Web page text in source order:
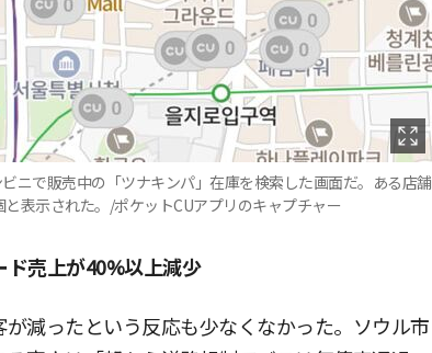
ニで販売中の「ツナキンパ」在庫を検索した画面だ。ある店舗
表示された。/ポケットCUアプリのキャプチャー
売上が40%以上減少
減ったという反応も少なくなかった。ソウル市